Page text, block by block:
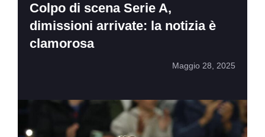
Colpo di scena Serie A,
dimissioni arrivate: la notizia è
clamorosa
Maggio 28, 2025